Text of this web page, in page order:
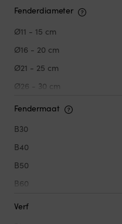
100 cm +
Fenderdiameter
Ø11 - 15 cm
Ø16 - 20 cm
Ø21 - 25 cm
Ø26 - 30 cm
Ø10 - 30 cm
Fendermaat
B30
B40
B50
B60
B75
Verf